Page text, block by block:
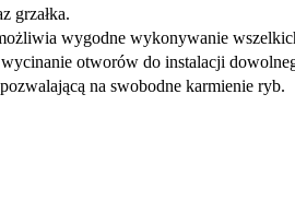
grzałka.
wygodne wykonywanie
otworów do instalacji
na swobodne karmienie ryb.